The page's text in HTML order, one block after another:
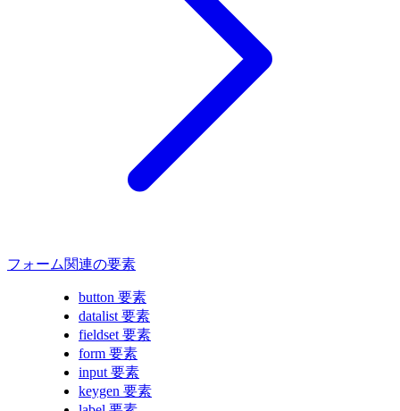
フォーム関連の要素
button 要素
datalist 要素
fieldset 要素
form 要素
input 要素
keygen 要素